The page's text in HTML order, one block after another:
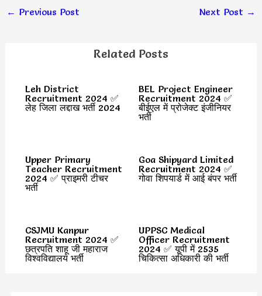
← Previous Post Next Post →
Related Posts
Leh District
Recruitment 2024 ✅
लेह जिला लद्दाख भर्ती 2024
BEL Project Engineer
Recruitment 2024 ✅
बीईएल में प्रोजेक्ट इंजीनियर
भर्ती
Upper Primary
Teacher Recruitment
2024 ✅ प्राइमरी टीचर
भर्ती
Goa Shipyard Limited
Recruitment 2024 ✅
गोवा शिपयार्ड में आई बंपर भर्ती
CSJMU Kanpur
Recruitment 2024 ✅
छत्रपति शाहू जी महाराज
विश्वविद्यालय भर्ती
UPPSC Medical
Officer Recruitment
2024 ✅ यूपी में 2535
चिकित्सा अधिकारी की भर्ती